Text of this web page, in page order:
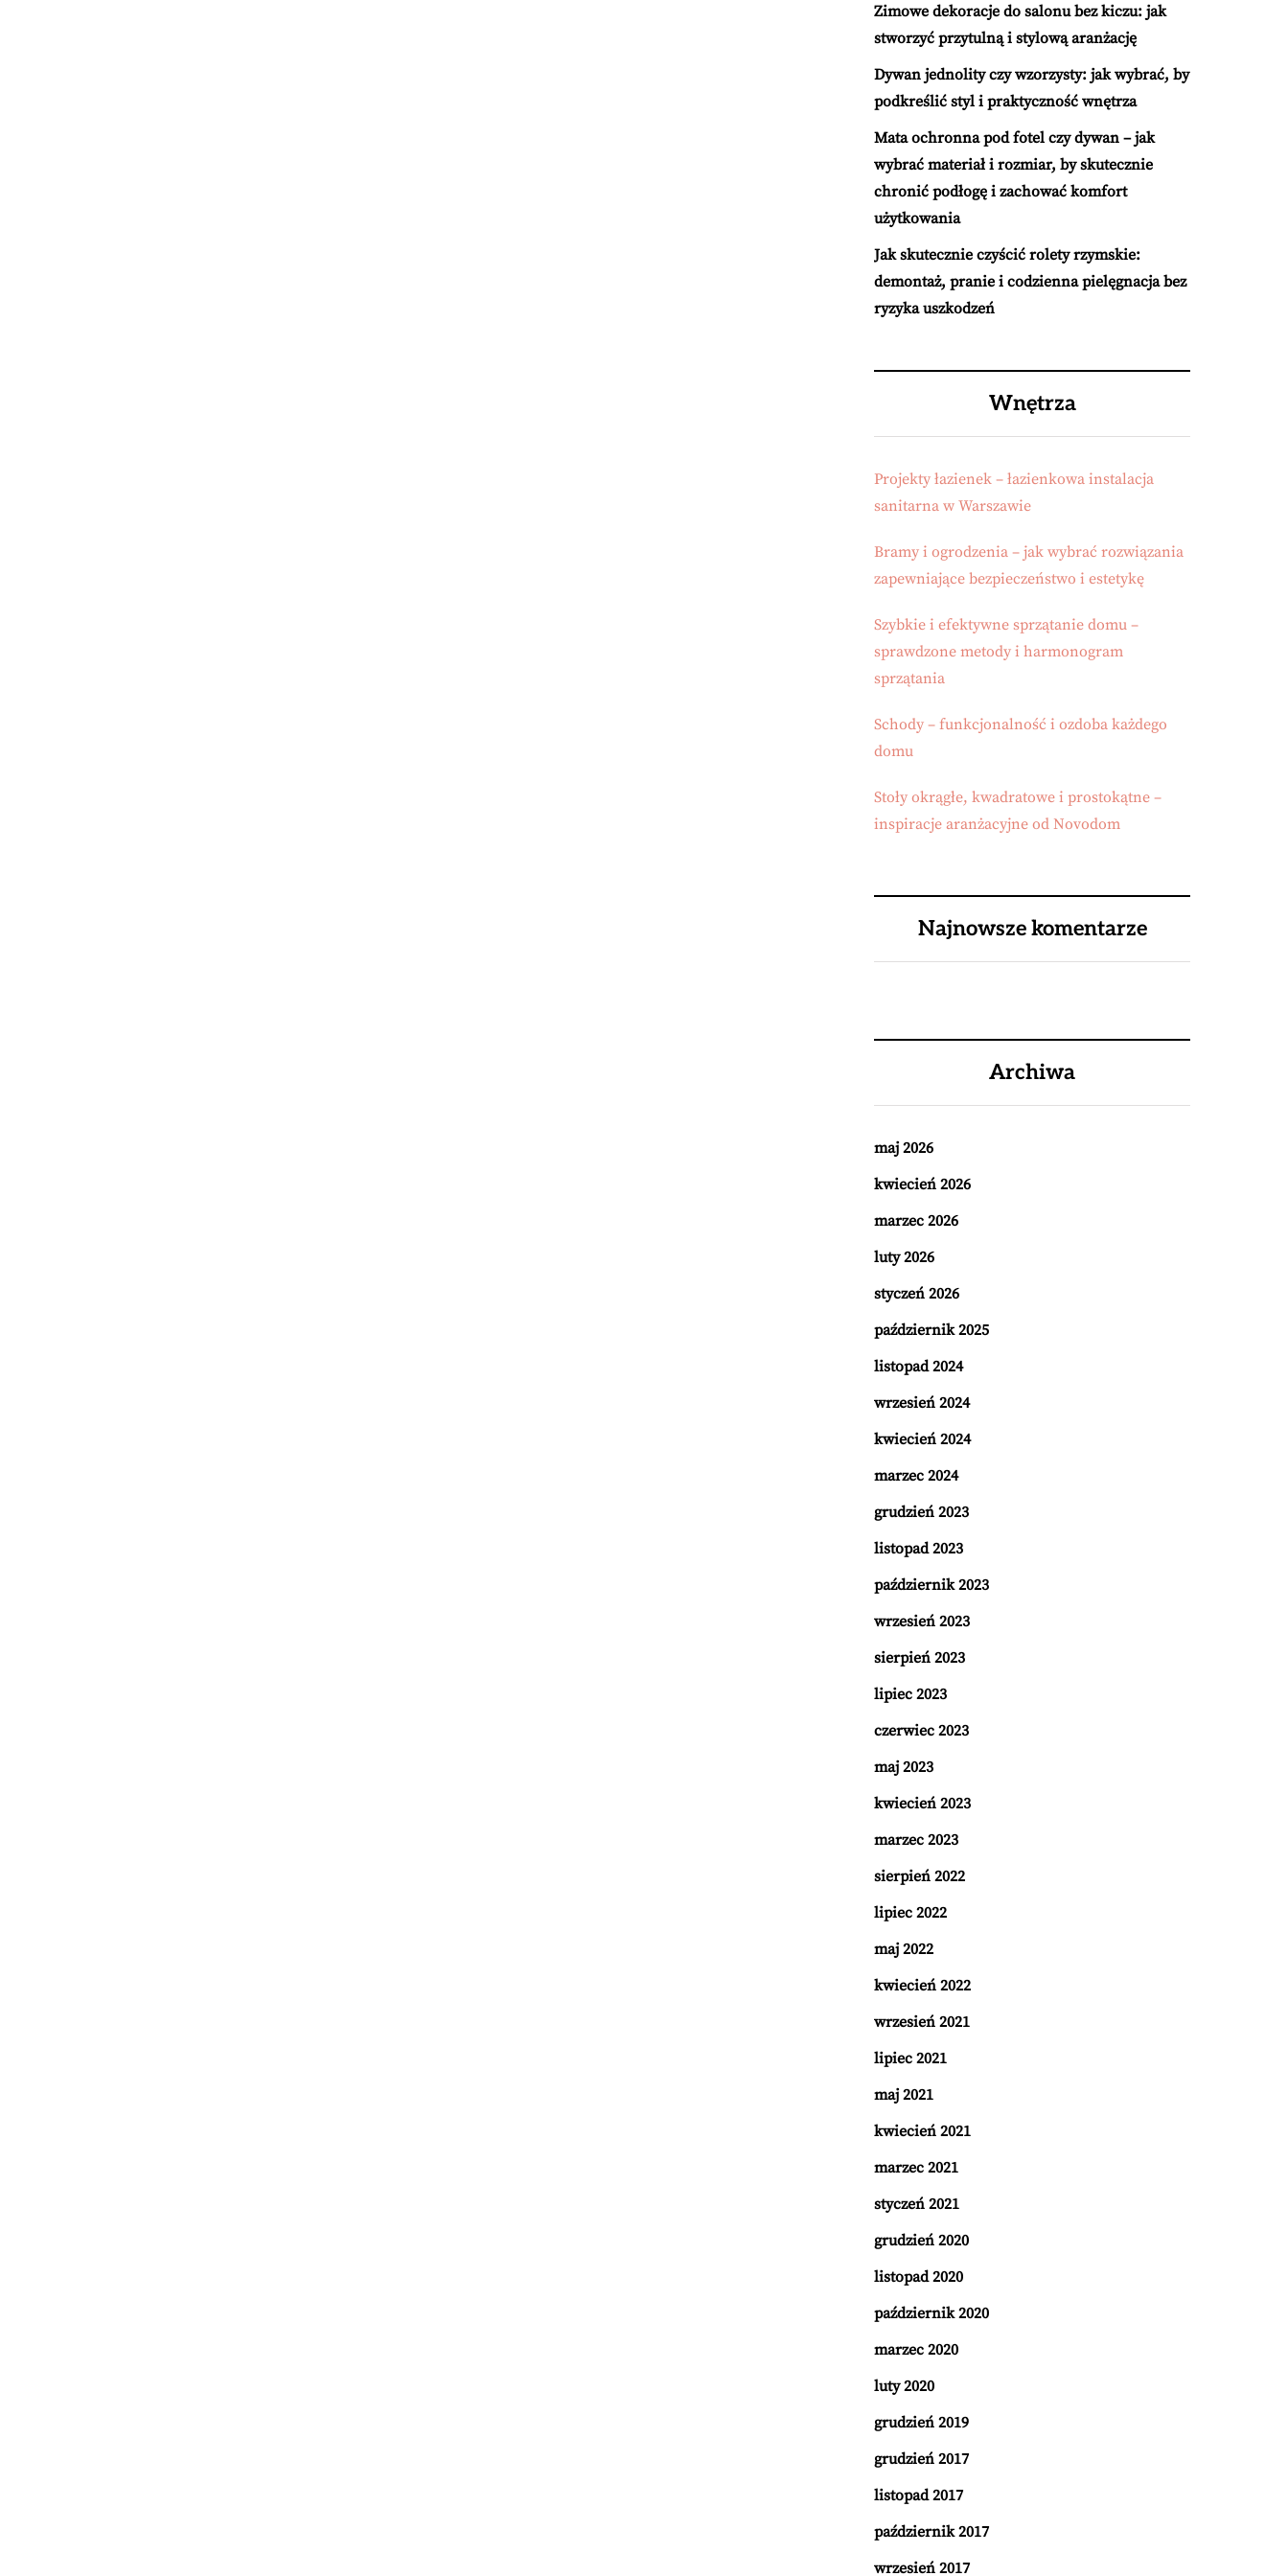
Zimowe dekoracje do salonu bez kiczu: jak
stworzyć przytulną i stylową aranżację
Dywan jednolity czy wzorzysty: jak wybrać, by
podkreślić styl i praktyczność wnętrza
Mata ochronna pod fotel czy dywan – jak
wybrać materiał i rozmiar, by skutecznie
chronić podłogę i zachować komfort
użytkowania
Jak skutecznie czyścić rolety rzymskie:
demontaż, pranie i codzienna pielęgnacja bez
ryzyka uszkodzeń
Wnętrza
Projekty łazienek – łazienkowa instalacja
sanitarna w Warszawie
Bramy i ogrodzenia – jak wybrać rozwiązania
zapewniające bezpieczeństwo i estetykę
Szybkie i efektywne sprzątanie domu –
sprawdzone metody i harmonogram
sprzątania
Schody – funkcjonalność i ozdoba każdego
domu
Stoły okrągłe, kwadratowe i prostokątne –
inspiracje aranżacyjne od Novodom
Najnowsze komentarze
Archiwa
maj 2026
kwiecień 2026
marzec 2026
luty 2026
styczeń 2026
październik 2025
listopad 2024
wrzesień 2024
kwiecień 2024
marzec 2024
grudzień 2023
listopad 2023
październik 2023
wrzesień 2023
sierpień 2023
lipiec 2023
czerwiec 2023
maj 2023
kwiecień 2023
marzec 2023
sierpień 2022
lipiec 2022
maj 2022
kwiecień 2022
wrzesień 2021
lipiec 2021
maj 2021
kwiecień 2021
marzec 2021
styczeń 2021
grudzień 2020
listopad 2020
październik 2020
marzec 2020
luty 2020
grudzień 2019
grudzień 2017
listopad 2017
październik 2017
wrzesień 2017